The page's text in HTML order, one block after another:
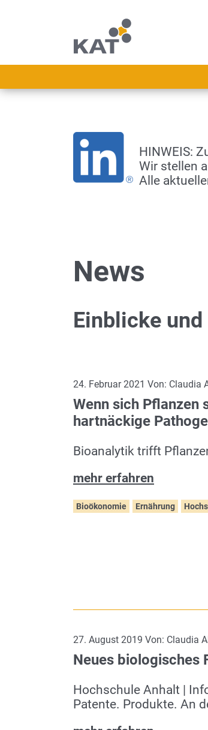
HINWEIS:
Wir stellen
Alle
News
Einblicke
24. Februar 2021 Von: Claudia
Wenn sich Pflanzen
hartnäckige
Bioanalytik trifft
mehr erfahren
Bioökonomie Ernährung
27. August 2019 Von: Claudia
Neues biologisches
Hochschule Anhalt |
Patente. Produkte. An